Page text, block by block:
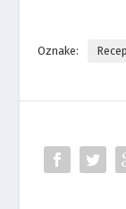
Oznake: